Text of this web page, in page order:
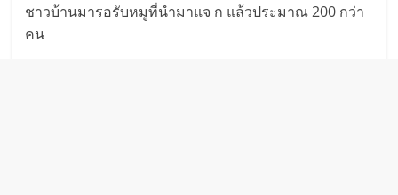
ชาวบ้านมารอรับหมูที่นำมาแจ ก แล้วประมาณ 200 กว่า
คน